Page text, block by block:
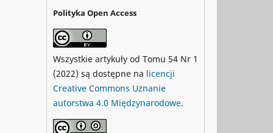
Polityka Open Access
Wszystkie artykuły od Tomu 54 Nr 1
(2022) są dostępne na licencji
Creative Commons Uznanie
autorstwa 4.0 Międzynarodowe.